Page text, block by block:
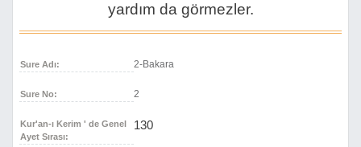
yardım da görmezler.
Sure Adı: 2-Bakara
Sure No: 2
Kur'an-ı Kerim ' de Genel
Ayet Sırası:
130